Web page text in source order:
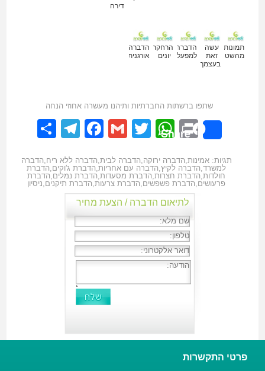
דירה
תמונות
מהשטח
עשה
זאת
בעצמך
הדברה
למפעלים
הרחקת
יונים
הדברה
אורגנית
שתפו ברשתות החברתיות ותיהנו מעשרה אחוזי הנחה
Share
Print
WhatsApp
Twitter
Gmail
Facebook
תגיות:אמינות הדברה ירוקה הדברה לבית הדברה ללא ריח הדברה
למשרד, הדברה לקיץ, הדברה עם אחריות, הדברת ג'וקים הדברת
חולדות, הדברת חצרות, הדברת מסעדות, הדברת נמלים הדברת
פרעושים הדברת פשפשים הדברת צרעות, הדברת תיקנים ניסיון
לתיאום הדברה / הצעת מחיר
פרטי התקשרות